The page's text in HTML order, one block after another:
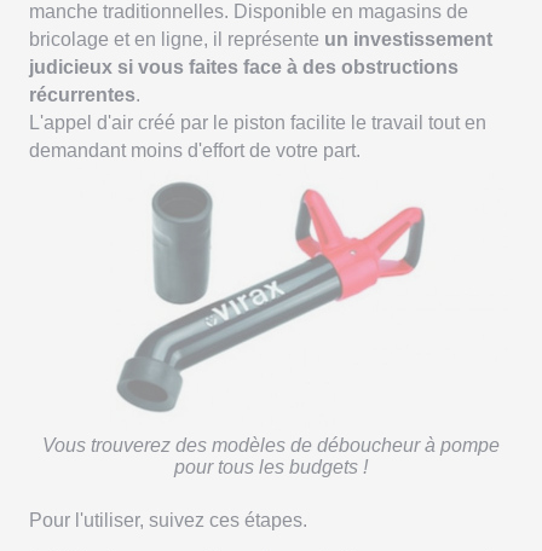
manche traditionnelles. Disponible en magasins de
bricolage et en ligne, il représente un investissement
judicieux si vous faites face à des obstructions
récurrentes.
L'appel d'air créé par le piston facilite le travail tout en
demandant moins d'effort de votre part.
Vous trouverez des modèles de déboucheur à pompe
pour tous les budgets !
Pour l'utiliser, suivez ces étapes.